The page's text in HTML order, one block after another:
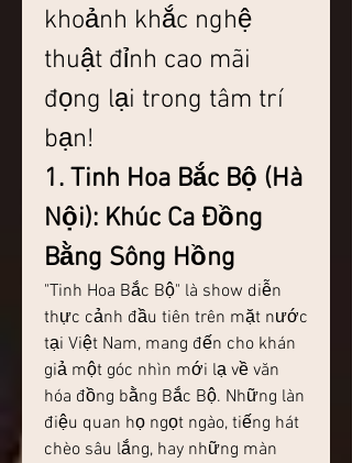
khoảnh khắc nghệ
thuật đỉnh cao mãi
đọng lại trong tâm trí
bạn!
1. Tinh Hoa Bắc Bộ (Hà
Nội): Khúc Ca Đồng
Bằng Sông Hồng
"Tinh Hoa Bắc Bộ" là show diễn
thực cảnh đầu tiên trên mặt nước
tại Việt Nam, mang đến cho khán
giả một góc nhìn mới lạ về văn
hóa đồng bằng Bắc Bộ. Những làn
điệu quan họ ngọt ngào, tiếng hát
chèo sâu lắng, hay những màn